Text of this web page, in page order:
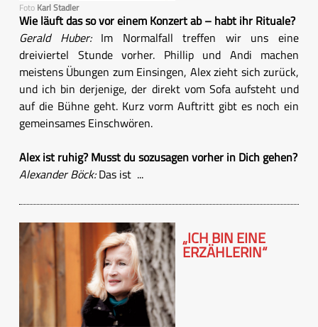
Foto Karl Stadler
Wie läuft das so vor einem Konzert ab – habt ihr Rituale?
Gerald Huber:Im Normalfall treffen wir uns eine
dreiviertel Stunde vorher. Phillip und Andi machen
meistens Übungen zum Einsingen, Alex zieht sich zurück,
und ich bin derjenige, der direkt vom Sofa aufsteht und
auf die Bühne geht. Kurz vorm Auftritt gibt es noch ein
gemeinsames Einschwören.
Alex ist ruhig? Musst du sozusagen vorher in Dich gehen?
Alexander Böck:Das ist ...
„ICH BIN EINE
ERZÄHLERIN“